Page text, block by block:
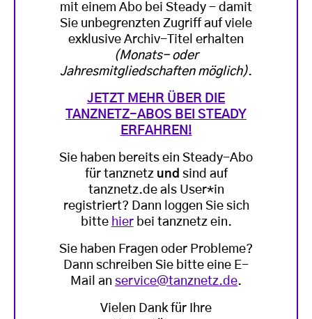
mit einem Abo bei Steady - damit
Sie unbegrenzten Zugriff auf viele
exklusive Archiv-Titel erhalten
(Monats- oder
Jahresmitgliedschaften möglich).
JETZT MEHR ÜBER DIE
TANZNETZ-ABOS BEI STEADY
ERFAHREN!
Sie haben bereits ein Steady-Abo
für tanznetz und sind auf
tanznetz.de als User*in
registriert? Dann loggen Sie sich
bitte hierbei tanznetz ein.
Sie haben Fragen oder Probleme?
Dann schreiben Sie bitte eine E-
Mail an service@tanznetz.de.
Vielen Dank für Ihre